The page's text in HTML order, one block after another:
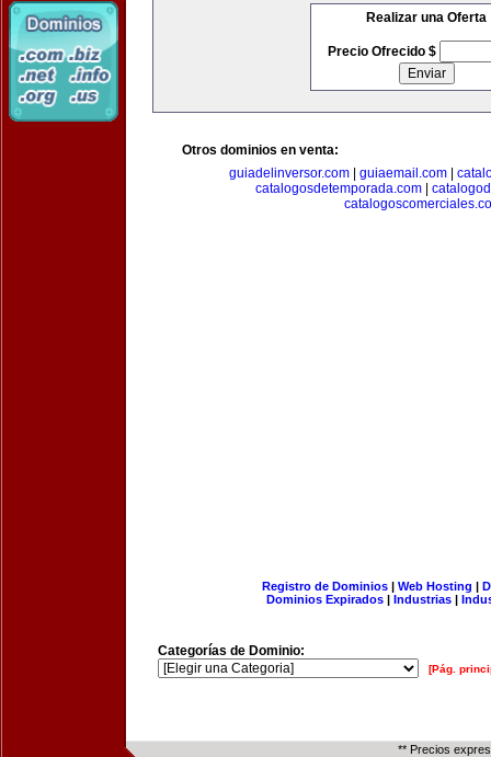
Realizar una Oferta
Precio Ofrecido $
Otros dominios en venta:
guiadelinversor.com| guiaemail.com|
catalogosdetemporada.com|
Registro de Dominios| Web Hosting |
Dominios Expirados | Industrias |
Categorías de Dominio:
[Pág.
** Precios